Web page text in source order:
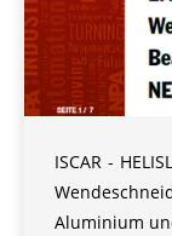
ISCAR -
Aluminium